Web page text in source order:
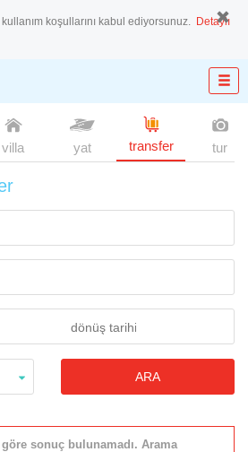
koşullarını kabul ediyorsunuz. Detaylı
villa yat transfer tur
ARA
göre sonuç bulunamadı. Arama